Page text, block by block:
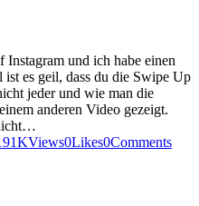
und ich habe einen
es geil, dass du die Swipe Up
jeder und wie man die
anderen Video gezeigt.
1KViews0Likes0Comments